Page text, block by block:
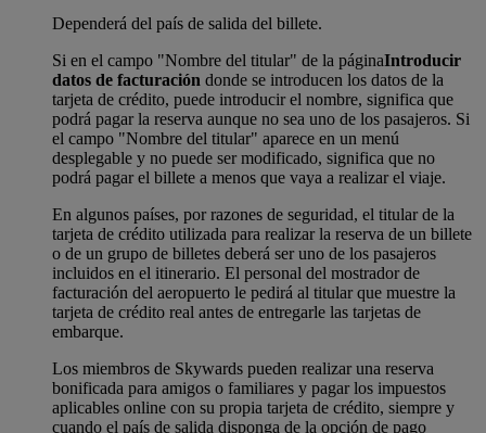
Dependerá del país de salida del billete.
Si en el campo "Nombre del titular" de la páginaIntroducir
datos de facturación donde se introducen los datos de la
tarjeta de crédito, puede introducir el nombre, significa que
podrá pagar la reserva aunque no sea uno de los pasajeros. Si
el campo "Nombre del titular" aparece en un menú
desplegable y no puede ser modificado, significa que no
podrá pagar el billete a menos que vaya a realizar el viaje.
En algunos países, por razones de seguridad, el titular de la
tarjeta de crédito utilizada para realizar la reserva de un billete
o de un grupo de billetes deberá ser uno de los pasajeros
incluidos en el itinerario. El personal del mostrador de
facturación del aeropuerto le pedirá al titular que muestre la
tarjeta de crédito real antes de entregarle las tarjetas de
embarque.
Los miembros de Skywards pueden realizar una reserva
bonificada para amigos o familiares y pagar los impuestos
aplicables online con su propia tarjeta de crédito, siempre y
cuando el país de salida disponga de la opción de pago